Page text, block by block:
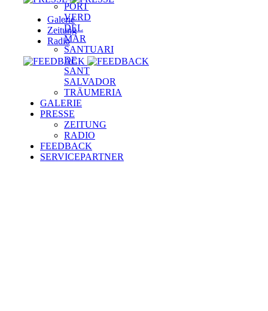
Galerie
Zeitung
Radio
PORT
VERD
DEL
MAR
SANTUARI
DE
SANT
SALVADOR
TRÄUMERIA
GALERIE
PRESSE
ZEITUNG
RADIO
FEEDBACK
SERVICEPARTNER